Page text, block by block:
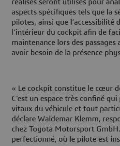
réalisés seront utilisés pour
aspects spécifiques tels que la
pilotes, ainsi que l’accessibilité
l’intérieur du cockpit afin de
maintenance lors des passages
avoir besoin de la présence
« Le cockpit constitue le cœur
C’est un espace très confiné
vitaux du véhicule et tout
déclare Waldemar Klemm,
chez Toyota Motorsport
perfectionné, où le pilote est